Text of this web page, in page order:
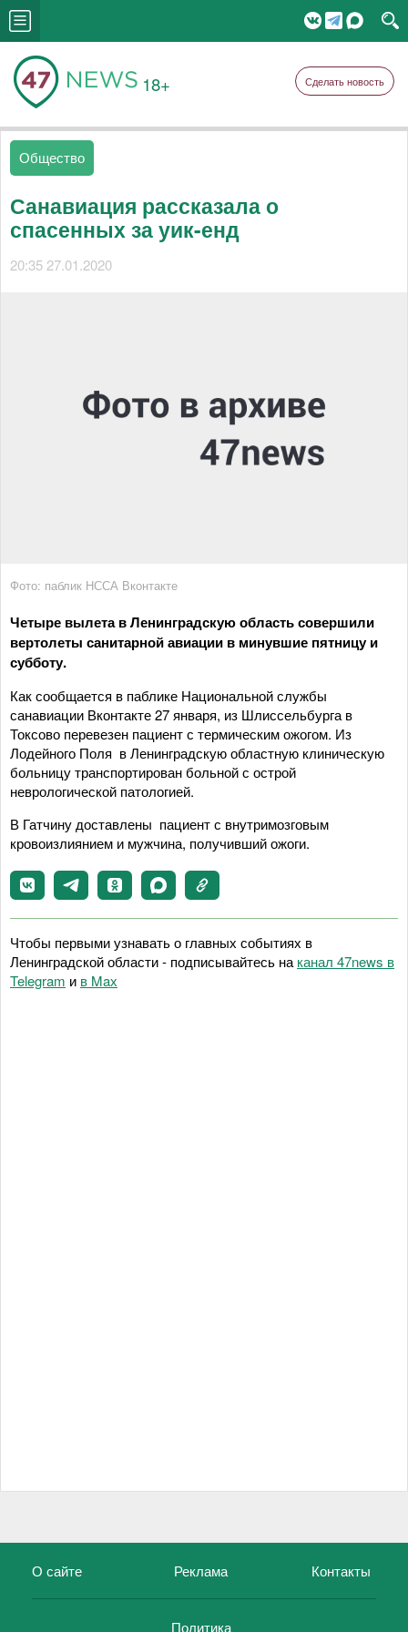
18+ Сделать новость
Общество
Санавиация рассказала о
спасенных за уик-енд
20:35 27.01.2020
Фото: паблик НССА Вконтакте
Четыре вылета в Ленинградскую область совершили
вертолеты санитарной авиации в минувшие пятницу и
субботу.
Как сообщается в паблике Национальной службы
санавиации Вконтакте 27 января, из Шлиссельбурга в
Токсово перевезен пациент с термическим ожогом. Из
Лодейного Поля в Ленинградскую областную клиническую
больницу транспортирован больной с острой
неврологической патологией.
В Гатчину доставлены пациент с внутримозговым
кровоизлиянием и мужчина, получивший ожоги.
Чтобы первыми узнавать о главных событиях в
Ленинградской области - подписывайтесь на канал 47news в
Telegram и в Maх
О сайте Реклама Контакты
Политика